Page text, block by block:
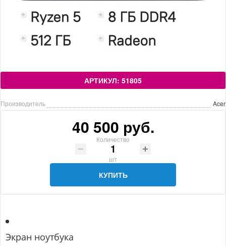
АРТИКУЛ: 51805
Производитель Acer
40 500 руб.
Количество
шт
КУПИТЬ
Экран ноутбука